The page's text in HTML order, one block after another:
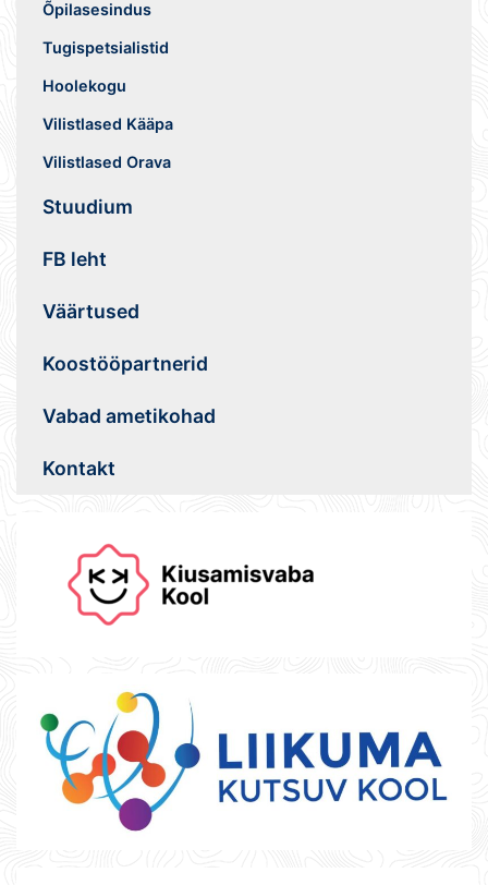
Õpilasesindus
Tugispetsialistid
Hoolekogu
Vilistlased Kääpa
Vilistlased Orava
Stuudium
FB leht
Väärtused
Koostööpartnerid
Vabad ametikohad
Kontakt